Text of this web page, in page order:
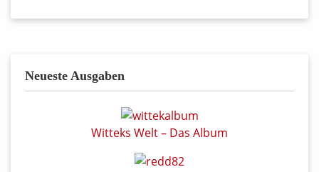
Neueste Ausgaben
Witteks Welt – Das Album